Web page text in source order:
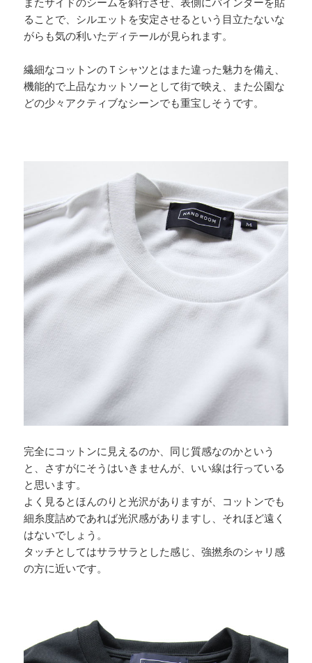
ることで、シルエットを安定させるという目立たないな
がらも気の利いたディテールが見られます。
繊細なコットンのＴシャツとはまた違った魅力を備え、
機能的で上品なカットソーとして街で映え、また公園な
どの少々アクティブなシーンでも重宝しそうです。
完全にコットンに見えるのか、同じ質感なのかという
と、さすがにそうはいきませんが、いい線は行っている
と思います。
よく見るとほんのりと光沢がありますが、コットンでも
細糸度詰めであれば光沢感がありますし、それほど遠く
はないでしょう。
タッチとしてはサラサラとした感じ、強撚糸のシャリ感
の方に近いです。